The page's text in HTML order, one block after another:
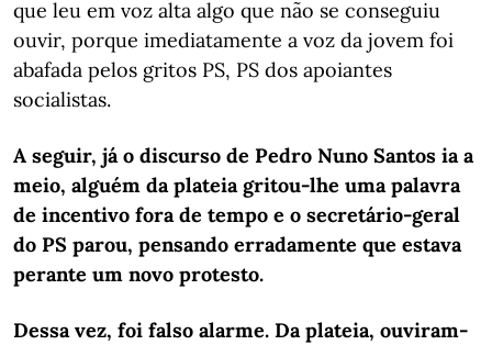
que leu em voz alta algo que não se conseguiu
ouvir, porque imediatamente a voz da jovem foi
abafada pelos gritos PS, PS dos apoiantes
socialistas.
A seguir, já o discurso de Pedro Nuno Santos ia a
meio, alguém da plateia gritou-lhe uma palavra
de incentivo fora de tempo e o secretário-geral
do PS parou, pensando erradamente que estava
perante um novo protesto.
Dessa vez, foi falso alarme. Da plateia, ouviram-